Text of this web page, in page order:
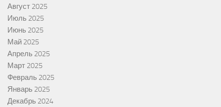
Август 2025
Июль 2025
Июнь 2025
Май 2025
Апрель 2025
Март 2025
Февраль 2025
Январь 2025
Декабрь 2024